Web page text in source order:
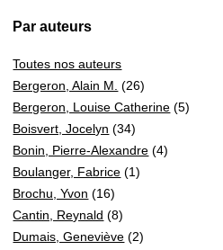
Par auteurs
Toutes nos auteurs
Bergeron, Alain M. (26)
Bergeron, Louise Catherine (5)
Boisvert, Jocelyn (34)
Bonin, Pierre-Alexandre (4)
Boulanger, Fabrice (1)
Brochu, Yvon (16)
Cantin, Reynald (8)
Dumais, Geneviève (2)